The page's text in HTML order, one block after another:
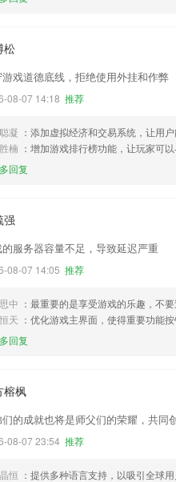
松
游戏道德底线，拒绝使用外挂和作弊
08-07 14:18 推荐
凝 ：添加虚拟经济和交易系统，让用
楠 ：增加游戏排行榜功能，让玩家可
回复
强
服务器容量不足，导致延迟严重
08-07 14:05 推荐
中 ：最重要的是享受游戏的乐趣，不要
天 ：优化游戏主界面，使得重要功能
回复
榕枫
的成就也将是师父们的荣耀，共同
08-07 23:54 推荐
恒 ：提供多种语言支持，以吸引全球